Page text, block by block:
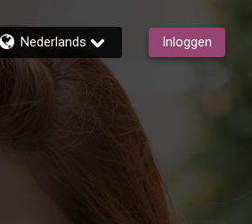
Nederlands Inloggen